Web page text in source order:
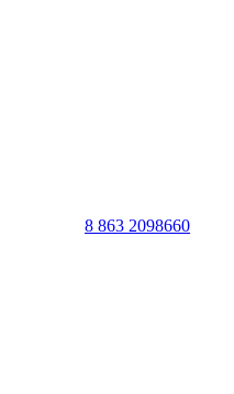
8 863 2098660